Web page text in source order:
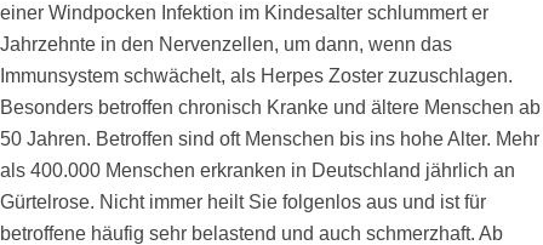
einer Windpocken Infektion im Kindesalter schlummert er
Jahrzehnte in den Nervenzellen, um dann, wenn das
Immunsystem schwächelt, als Herpes Zoster zuzuschlagen.
Besonders betroffen chronisch Kranke und ältere Menschen ab
50 Jahren. Betroffen sind oft Menschen bis ins hohe Alter. Mehr
als 400.000 Menschen erkranken in Deutschland jährlich an
Gürtelrose. Nicht immer heilt Sie folgenlos aus und ist für
betroffene häufig sehr belastend und auch schmerzhaft. Ab